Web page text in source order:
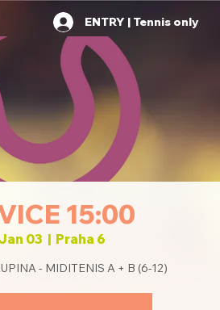
ENTRY | Tennis only
15:00
03
  |
Praha 6
- MIDITENIS A + B (6-12)